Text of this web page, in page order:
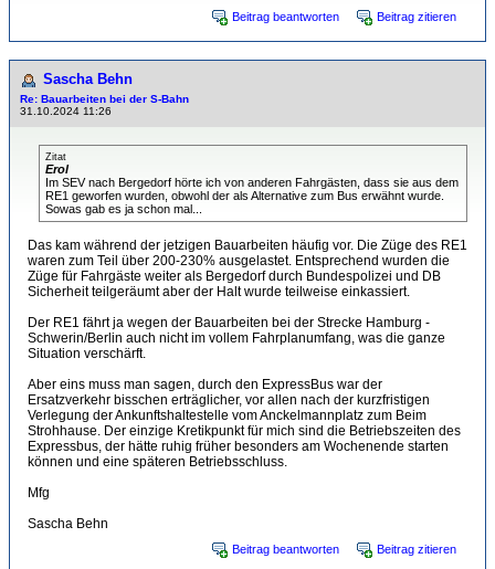
Beitrag beantworten Beitrag zitieren
Sascha Behn
Re: Bauarbeiten bei der S-Bahn
31.10.2024 11:26
Zitat
Erol
Im SEV nach Bergedorf hörte ich von anderen Fahrgästen, dass sie aus dem
RE1 geworfen wurden, obwohl der als Alternative zum Bus erwähnt wurde.
Sowas gab es ja schon mal...
Das kam während der jetzigen Bauarbeiten häufig vor. Die Züge des RE1
waren zum Teil über 200-230% ausgelastet. Entsprechend wurden die
Züge für Fahrgäste weiter als Bergedorf durch Bundespolizei und DB
Sicherheit teilgeräumt aber der Halt wurde teilweise einkassiert.
Der RE1 fährt ja wegen der Bauarbeiten bei der Strecke Hamburg -
Schwerin/Berlin auch nicht im vollem Fahrplanumfang, was die ganze
Situation verschärft.
Aber eins muss man sagen, durch den ExpressBus war der
Ersatzverkehr bisschen erträglicher, vor allen nach der kurzfristigen
Verlegung der Ankunftshaltestelle vom Anckelmannplatz zum Beim
Strohhause. Der einzige Kretikpunkt für mich sind die Betriebszeiten des
Expressbus, der hätte ruhig früher besonders am Wochenende starten
können und eine späteren Betriebsschluss.
Mfg
Sascha Behn
Beitrag beantworten Beitrag zitieren